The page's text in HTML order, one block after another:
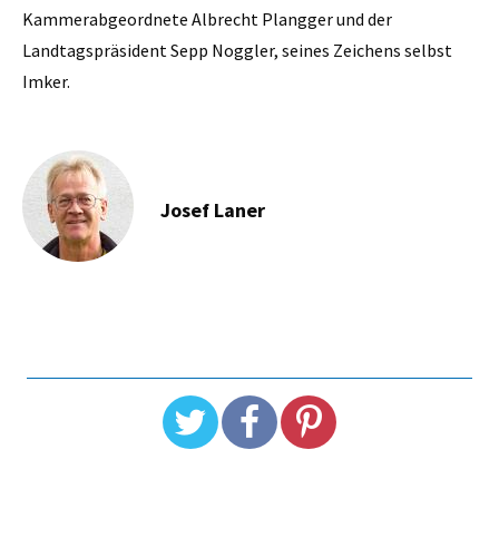
Kammerabgeordnete Albrecht Plangger und der
Landtagspräsident Sepp Noggler, seines Zeichens selbst
Imker.
Josef Laner